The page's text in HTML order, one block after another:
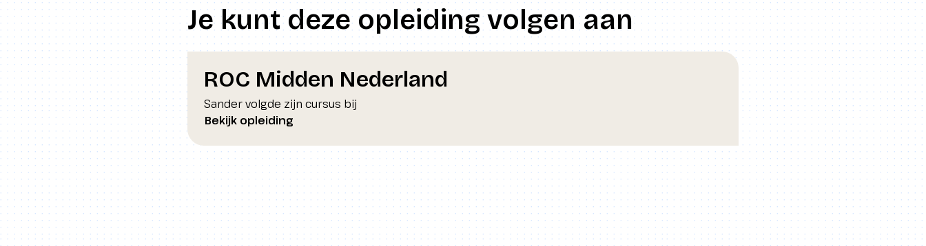
Je kunt deze opleiding volgen aan
ROC Midden Nederland
Sander volgde zijn cursus bij
Bekijk opleiding